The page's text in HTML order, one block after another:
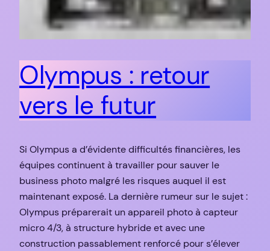
Olympus : retour
vers le futur
Si Olympus a d’évidente difficultés financières, les
équipes continuent à travailler pour sauver le
business photo malgré les risques auquel il est
maintenant exposé. La dernière rumeur sur le sujet :
Olympus préparerait un appareil photo à capteur
micro 4/3, à structure hybride et avec une
construction passablement renforcé pour s’élever